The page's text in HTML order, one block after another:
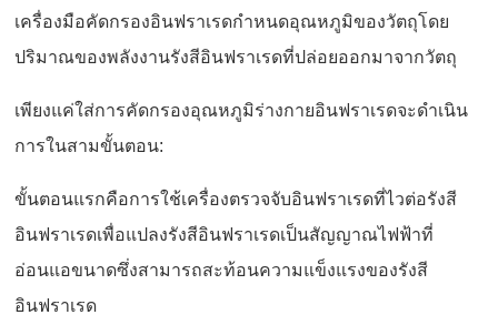
เครื่องมือคัดกรองอินฟราเรดกำหนดอุณหภูมิของวัตถุโดย
ปริมาณของพลังงานรังสีอินฟราเรดที่ปล่อยออกมาจากวัตถุ
เพียงแค่ใส่การคัดกรองอุณหภูมิร่างกายอินฟราเรดจะดำเนิน
การในสามขั้นตอน:
ขั้นตอนแรกคือการใช้เครื่องตรวจจับอินฟราเรดที่ไวต่อรังสี
อินฟราเรดเพื่อแปลงรังสีอินฟราเรดเป็นสัญญาณไฟฟ้าที่
อ่อนแอขนาดซึ่งสามารถสะท้อนความแข็งแรงของรังสี
อินฟราเรด